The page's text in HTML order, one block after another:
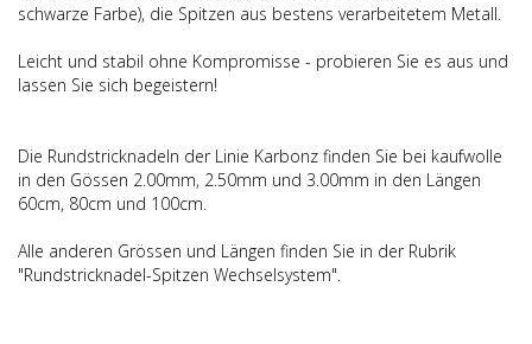
schwarze Farbe), die Spitzen aus bestens verarbeitetem Metall.
Leicht und stabil ohne Kompromisse - probieren Sie es aus und
lassen Sie sich begeistern!
Die Rundstricknadeln der Linie Karbonz finden Sie bei kaufwolle
in den Gössen 2.00mm, 2.50mm und 3.00mm in den Längen
60cm, 80cm und 100cm.
Alle anderen Grössen und Längen finden Sie in der Rubrik
"Rundstricknadel-Spitzen Wechselsystem".